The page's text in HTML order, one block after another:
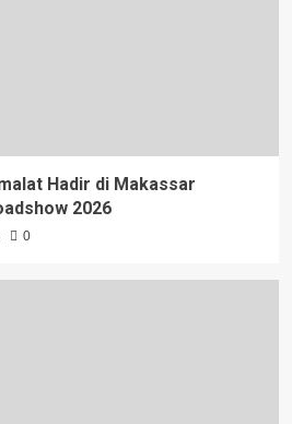
Hadir di Makassar
2026
0